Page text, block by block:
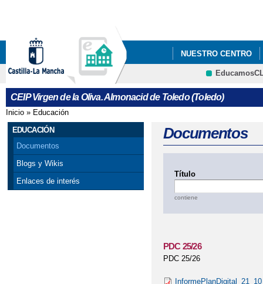
NUESTRO CENTRO
CRFP
CEIP Virgen de la Oliva. Almonacid de Toledo (Toledo)
Se encuentra usted aquí
Inicio » Educación
EDUCACIÓN
Documentos
Blogs y Wikis
Enlaces de interés
Documentos
Título
contiene
PDC 25/26
PDC 25/26